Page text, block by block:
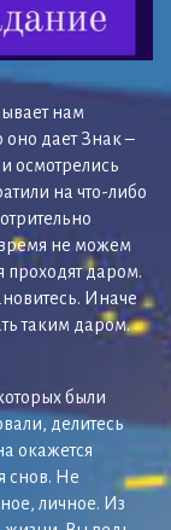
нам
дает Знак –
осмотрелись
на что-либо
не можем
проходят даром.
Иначе
таким даром.
были
делитесь
окажется
снов. Не
личное. Из